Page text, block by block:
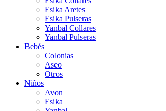
Esika Aretes
Esika Pulseras
Yanbal Collares
Yanbal Pulseras
Bebés
Colonias
Aseo
Otros
Niños
Avon
Esika